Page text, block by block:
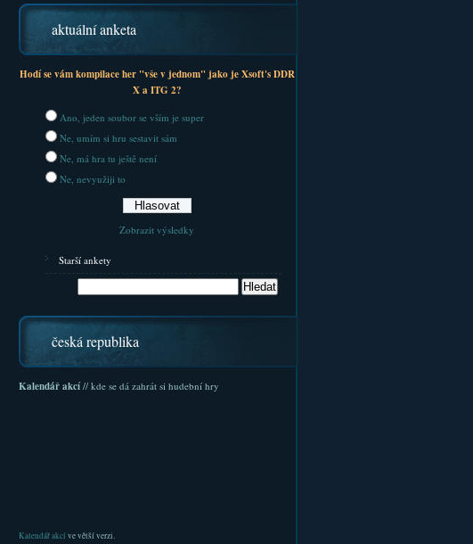
aktuální anketa
Hodí se vám kompilace her "vše v jednom" jako je Xsoft's DDR
X a ITG 2?
Ano, jeden soubor se vším je super
Ne, umím si hru sestavit sám
Ne, má hra tu ještě není
Ne, nevyužiji to
Zobrazit výsledky
Starší ankety
česká republika
Kalendář akcí// kde se dá zahrát si hudební hry
Kalendář akcíve větší verzi.